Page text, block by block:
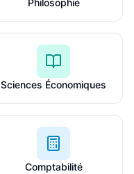
Philosophie
Sciences Économiques
Comptabilité